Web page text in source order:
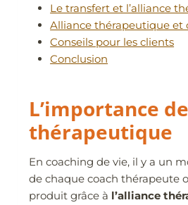
Le transfert et l’alliance
Alliance thérapeutique et
Conseils pour les clients
Conclusion
L’importance
thérapeutique
En coaching de vie, il y a un
de chaque coach thérapeute
produit grâce à l’alliance